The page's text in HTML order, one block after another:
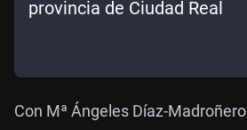
provincia de Ciudad Real
Con Mª Ángeles Díaz-Madroñero